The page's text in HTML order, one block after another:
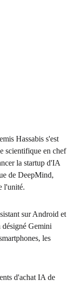
Hassabis s'est
scientifique en chef
la startup d'IA
de DeepMind,
l'unité.
sur Android et
désigné Gemini
les
d'achat IA de